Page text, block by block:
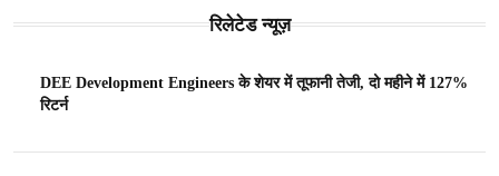
रिलेटेड न्यूज़
DEE Development Engineers के शेयर में तूफानी तेजी, दो महीने में 127%
रिटर्न